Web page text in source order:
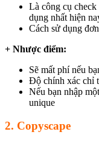
Là công cụ
dụng nhất hiện
Cách sử dụng
+ Nhược điểm:
Sẽ mất phí nếu
Độ chính xác chỉ
Nếu bạn nhập
unique
2. Copyscape